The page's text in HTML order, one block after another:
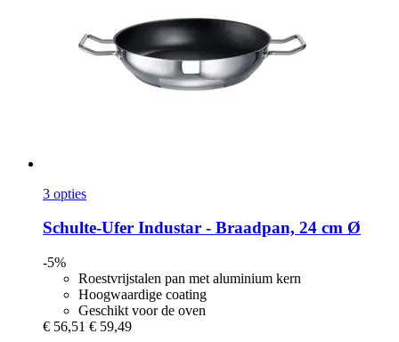
3 opties
Schulte-Ufer Industar -​ Braadpan, 24 cm Ø
-5%
Roestvrijstalen pan met aluminium kern
Hoogwaardige coating
Geschikt voor de oven
€ 56,51 € 59,49